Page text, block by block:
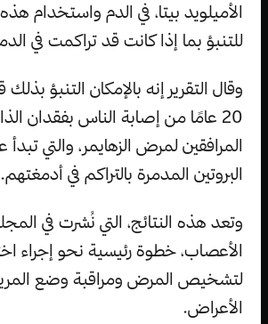
الأميلويد بيتا، في الدم واستخدام
للتنبؤ بما إذا كانت قد تراكمت في
وقال التقرير إنه بالإمكان التنبؤ
20 عامًا من إصابة الناس بفقدان
المرافقين لمرض الزهايمر، والتي
البروتين المدمرة بالتراكم في أدمغتهم.
وتعد هذه النتائج، التي نُشرت في
الأعصاب، خطوة رئيسية نحو إجراء
لتشخيص المرض ومراقبة وضع
الأعراض.